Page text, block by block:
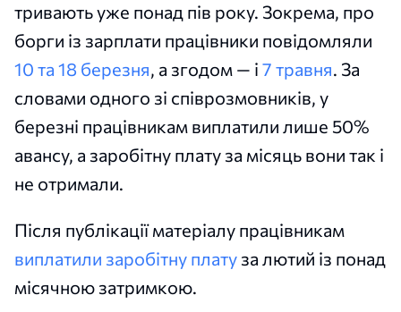
тривають уже понад пів року. Зокрема, про
борги із зарплати працівники повідомляли
10 та 18 березня, а згодом — і 7 травня. За
словами одного зі співрозмовників, у
березні працівникам виплатили лише 50%
авансу, а заробітну плату за місяць вони так і
не отримали.
Після публікації матеріалу працівникам
виплатили заробітну плату за лютий із понад
місячною затримкою.